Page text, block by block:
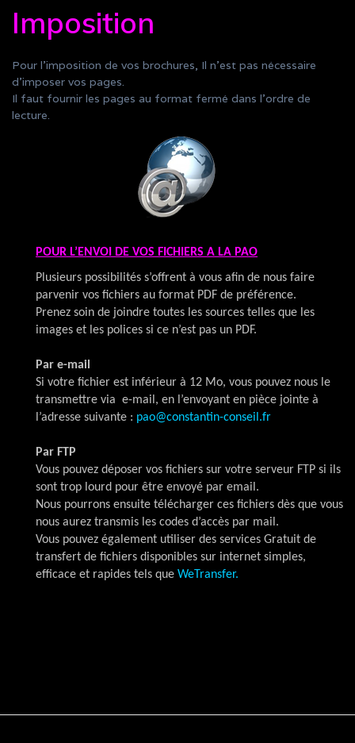
Imposition
Pour l’imposition de vos brochures, Il n’est pas nécessaire
d’imposer vos pages.
Il faut fournir les pages au format fermé dans l’ordre de
lecture.
POUR L’ENVOI DE VOS FICHIERS A LA PAO
Plusieurs possibilités s’offrent à vous afin de nous faire
parvenir vos fichiers au format PDF de préférence.
Prenez soin de joindre toutes les sources telles que les
images et les polices si ce n’est pas un PDF.
Par e-mail
Si votre fichier est inférieur à 12 Mo, vous pouvez nous le
transmettre via e-mail, en l’envoyant en pièce jointe à
l’adresse suivante : pao@constantin-conseil.fr
Par FTP
Vous pouvez déposer vos fichiers sur votre serveur FTP si ils
sont trop lourd pour être envoyé par email.
Nous pourrons ensuite télécharger ces fichiers dès que vous
nous aurez transmis les codes d’accès par mail.
Vous pouvez également utiliser des services Gratuit de
transfert de fichiers disponibles sur internet simples,
efficace et rapides tels que WeTransfer.